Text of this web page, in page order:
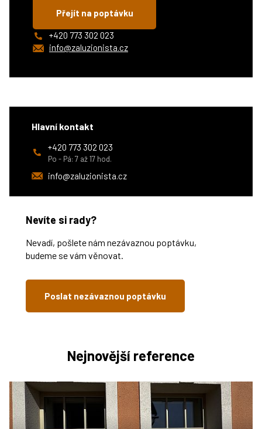
Přejít na poptávku
+420 773 302 023
info@zaluzionista.cz
Hlavní kontakt
+420 773 302 023
Po - Pá: 7 až 17 hod.
info@zaluzionista.cz
Nevíte si rady?
Nevadí, pošlete nám nezávaznou poptávku,
budeme se vám věnovat.
Poslat nezávaznou poptávku
Nejnovější reference